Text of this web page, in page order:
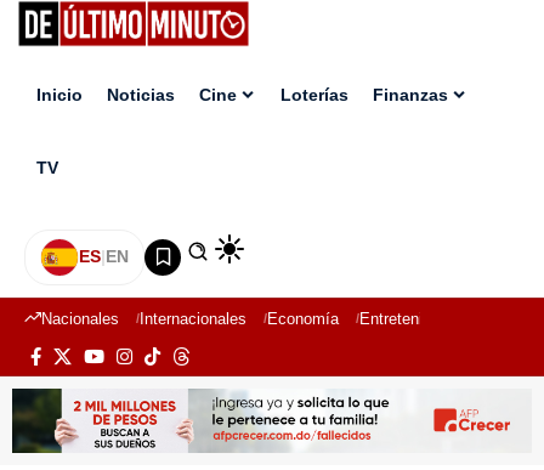
Inicio Noticias Cine Loterías Finanzas
TV
ES|EN
Nacionales Internacionales Economía Entretenimiento